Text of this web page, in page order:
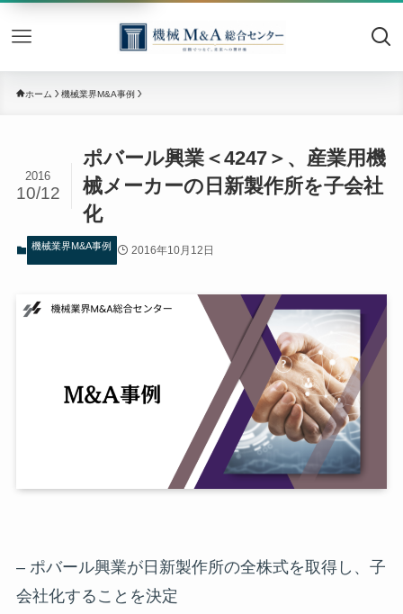
機械
ホーム 機械業界M&A事例
ポバール興業＜4247＞、産業用機
械メーカーの日新製作所を子会社
化
2016
10/12
機械業界M&A事例 2016年10月12日
– ポバール興業が日新製作所の全株式を取得し、子
会社化することを決定